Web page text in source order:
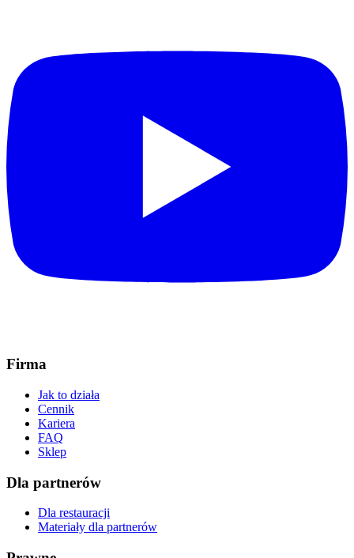
Firma
Jak to działa
Cennik
Kariera
FAQ
Sklep
Dla partnerów
Dla restauracji
Materiały dla partnerów